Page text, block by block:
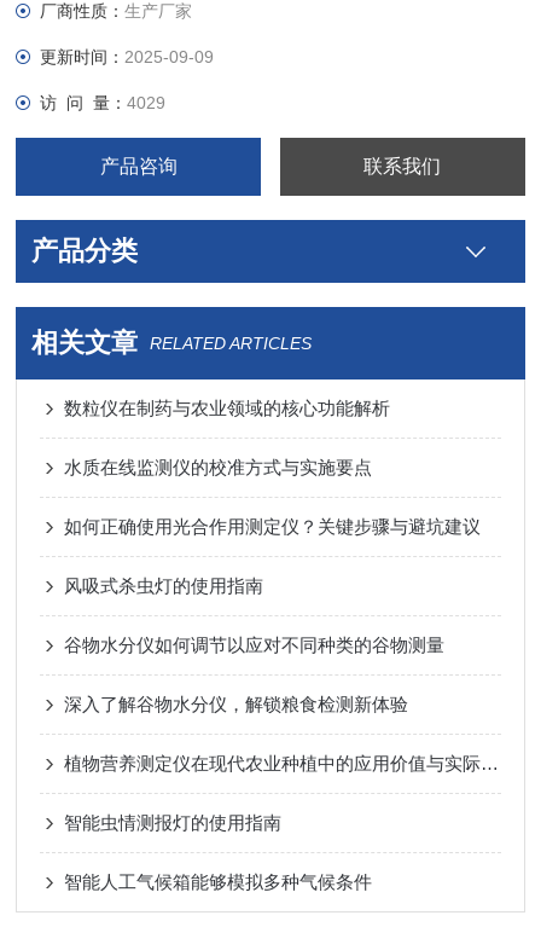
厂商性质：生产厂家
更新时间： 2025-09-09
访 问 量：4029
产品咨询 联系我们
产品分类
相关文章 RELATED ARTICLES
数粒仪在制药与农业领域的核心功能解析
水质在线监测仪的校准方式与实施要点
如何正确使用光合作用测定仪？关键步骤与避坑建议
风吸式杀虫灯的使用指南
谷物水分仪如何调节以应对不同种类的谷物测量
深入了解谷物水分仪，解锁粮食检测新体验
植物营养测定仪在现代农业种植中的应用价值与实际作用
智能虫情测报灯的使用指南
智能人工气候箱能够模拟多种气候条件